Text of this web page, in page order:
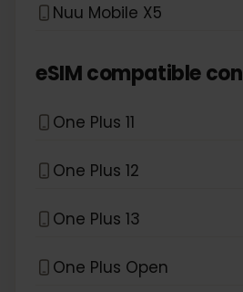
Nuu Mobile X5
eSIM compatible con
One Plus 11
One Plus 12
One Plus 13
One Plus Open